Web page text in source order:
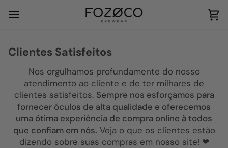
Clientes Satisfeitos
Nos orgulhamos profundamente do nosso
atendimento ao cliente e de ter milhares de
clientes satisfeitos. Sempre nos esforçamos para
fornecer óculos de alta qualidade e oferecemos
uma ótima experiência de compra online à todos
que confiam em nós. Veja o que os clientes estão
dizendo sobre suas compras em nosso site! ❤